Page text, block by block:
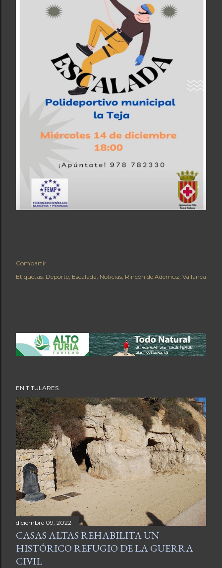
Compartir
Etiquetas: Deporte Escalada Noticias Rincón de Ademuz Vallanca
EN TITULARES
diciembre 09, 2022
CASAS ALTAS REHABILITA UN
HISTÓRICO REFUGIO DE LA GUERRA
CIVIL